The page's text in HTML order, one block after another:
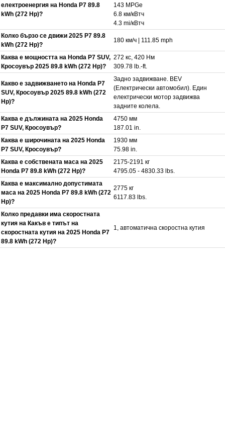
електроенергия на Honda P7 89.8
kWh (272 Hp)?
143 MPGe
6.8 км/кВтч
4.3 mi/кВтч
Колко бързо се движи 2025 P7 89.8
kWh (272 Hp)?
180 км/ч | 111.85 mph
Каква е мощността на Honda P7 SUV,
Кросоувър 2025 89.8 kWh (272 Hp)?
272 кс, 420 Нм
309.78 lb.-ft.
Какво е задвижването на Honda P7
SUV, Кросоувър 2025 89.8 kWh (272
Hp)?
Задно задвижване. BEV
(Електрически автомобил). Един
електрически мотор задвижва
задните колела.
Каква е дължината на 2025 Honda
P7 SUV, Кросоувър?
4750 мм
187.01 in.
Каква е широчината на 2025 Honda
P7 SUV, Кросоувър?
1930 мм
75.98 in.
Каква е собствената маса на 2025
Honda P7 89.8 kWh (272 Hp)?
2175-2191 кг
4795.05 - 4830.33 lbs.
Каква е максимално допустимата
маса на 2025 Honda P7 89.8 kWh (272
Hp)?
2775 кг
6117.83 lbs.
Колко предавки има скоростната
кутия на Какъв е типът на
скоростната кутия на 2025 Honda P7
89.8 kWh (272 Hp)?
1, автоматична скоростна кутия